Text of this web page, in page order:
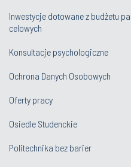
Inwestycje dotowane z budżetu
celowych
Konsultacje psychologiczne
Ochrona Danych Osobowych
Oferty pracy
Osiedle Studenckie
Politechnika bez barier